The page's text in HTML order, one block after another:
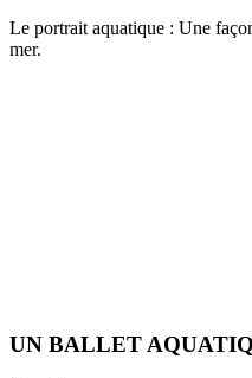
Le portrait aquatique : Une
mer.
UN BALLET